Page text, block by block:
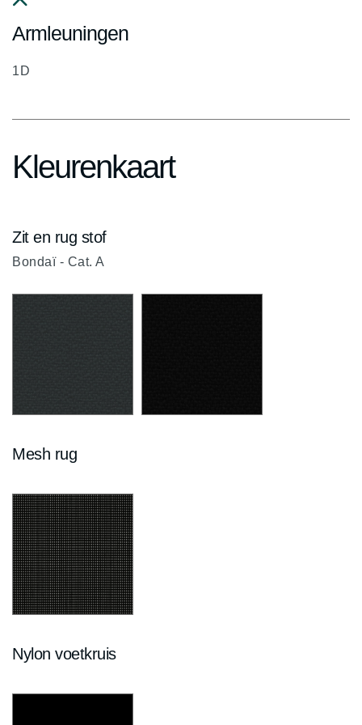
fa
chevron-
Armleuningen
1D
Kleurenkaart
Zit en rug stof
Bondaï - Cat. A
KA
Storm grijs
Mesh rug
TI
Zwart
Nylon voetkruis